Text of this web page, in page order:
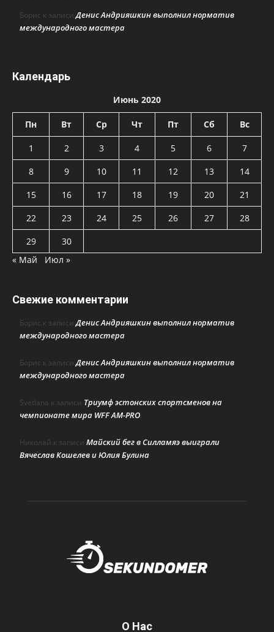
Борис к записиДенис Андрияшкин выполнил норматив
международного мастера
Календарь
Июнь 2020
Пн Вт Ср Чт Пт Сб Вс
1 2 3 4 5 6
7
8
9 10 11 12 13
14
15
16 17 18 19 20
21
22
23 24 25 26 27
28
29
30
« Май
Июл »
Свежие комментарии
Борис к записиДенис Андрияшкин выполнил норматив
международного мастера
Борис к записиДенис Андрияшкин выполнил норматив
международного мастера
Svetlana к записи Триумф эстонских спортсменов на
чемпионате мира WFF AM-PRO
Николай к записи Майский бег в Силламяэ выиграли
Вячеслав Кошелев и Юлия Булина
О Нас